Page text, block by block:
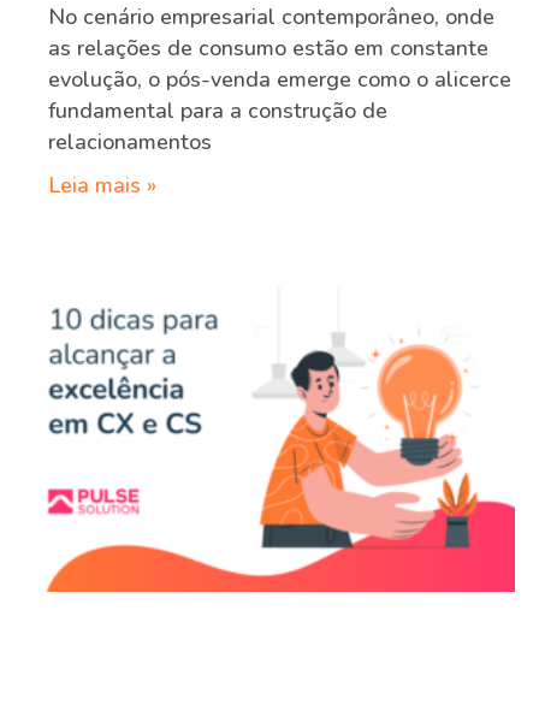
No cenário empresarial contemporâneo, onde
as relações de consumo estão em constante
evolução, o pós-venda emerge como o alicerce
fundamental para a construção de
relacionamentos
Leia mais »